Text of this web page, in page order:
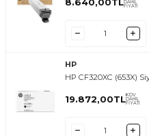
DAHİL
FİYATI
HP
HP CF320XC (653X)
19.872,00TLKDV
DAHİL
FİYATI